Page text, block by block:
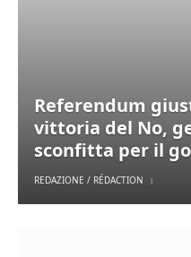
Referendum
vittoria del No,
sconfitta per il
REDAZIONE / RÉDACTION